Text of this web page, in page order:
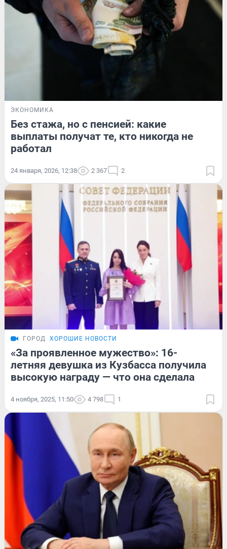
ЭКОНОМИКА
Без стажа, но с пенсией: какие
выплаты получат те, кто никогда не
работал
24 января, 2026, 12:38 2 367 2
ГОРОД ХОРОШИЕ НОВОСТИ
«За проявленное мужество»: 16-
летняя девушка из Кузбасса получила
высокую награду — что она сделала
4 ноября, 2025, 11:50 4 798 1